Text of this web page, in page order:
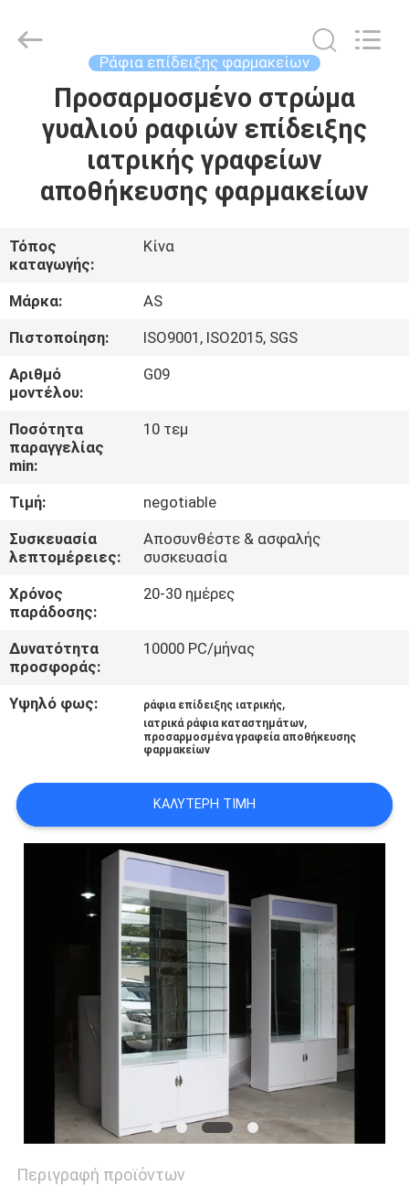
ΣΠΊΤΙ
ΠΡΟΪΌΝΤΑ
ΠΕΡΊΠΟΥ
ΕΜΕΊΣ
ΓΎΡΟΣ
ΕΡΓΟΣΤΑΣΊΩΝ
ΠΟΙΟΤΙΚΌΣ
ΜΑΣ
ΕΛΆΤΕ
ΣΕ
ΕΠΑΦΉ
ΜΕ
ΑΠΌΣΠΑΣΜΑ
SITEMAP
PRIVACY
Ansheng
Display
Ράφια επίδειξης φαρμακείων
Προσαρμοσμένο στρώμα
γυαλιού ραφιών επίδειξης
ιατρικής γραφείων
αποθήκευσης φαρμακείων
Τόπος
καταγωγής:
Κίνα
Μάρκα:
AS
Πιστοποίηση:
ISO9001, ISO2015, SGS
Αριθμό
μοντέλου:
G09
Ποσότητα
παραγγελίας
min:
10 τεμ
Τιμή:
negotiable
Συσκευασία
λεπτομέρειες:
Αποσυνθέστε & ασφαλής
συσκευασία
Χρόνος
παράδοσης:
20-30 ημέρες
Δυνατότητα
προσφοράς:
10000 PC/μήνας
Υψηλό φως: ράφια επίδειξης ιατρικής,
ιατρικά ράφια καταστημάτων,
προσαρμοσμένα γραφεία αποθήκευσης
φαρμακείων
ΚΑΛΎΤΕΡΗ ΤΙΜΉ
Περιγραφή προϊόντων